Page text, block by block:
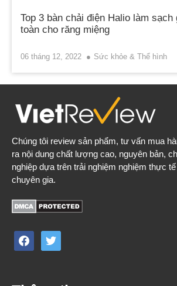
Top 3 bàn chải điện Halio làm sạch
toàn cho răng miệng
06 tháng 12, 2022 Sức khỏe & Thể hình
Chúng tôi review sản phẩm, tư vấn mua
ra nội dung chất lượng cao, nguyên bản,
nghiệp dựa trên trải nghiệm nghiệm thực
chuyên gia.
facebooktwitter